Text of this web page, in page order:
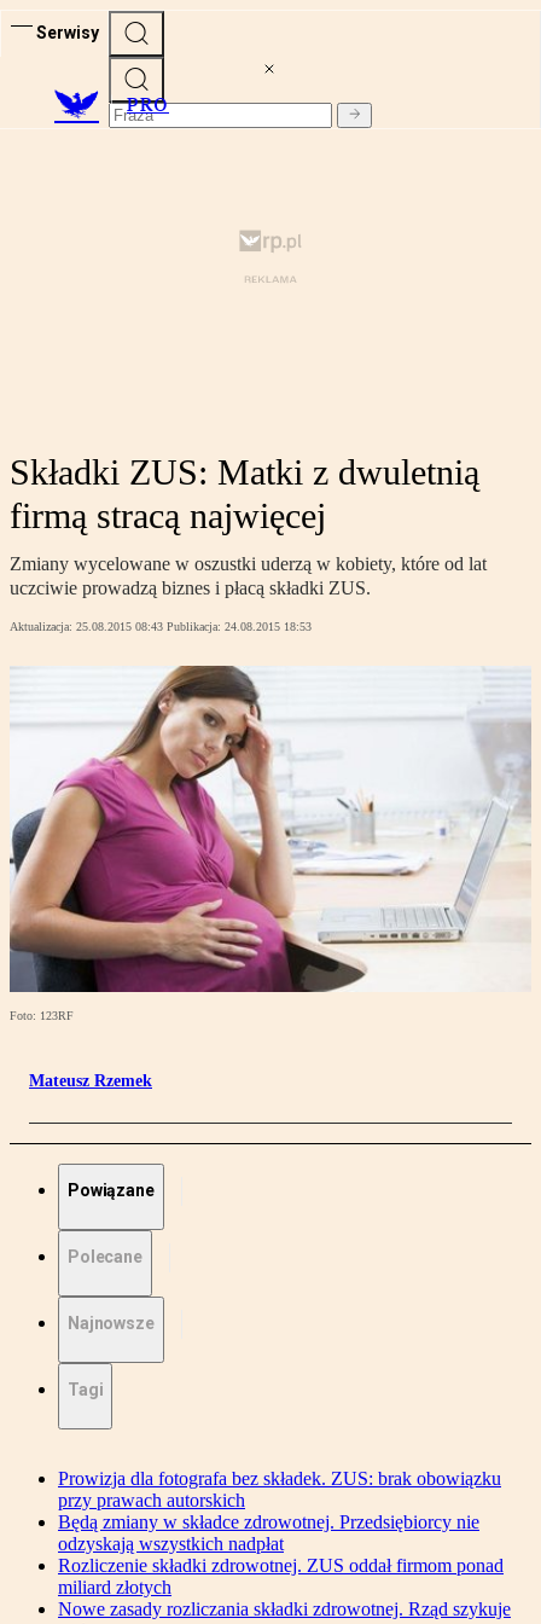
Serwisy
PRO
Składki ZUS: Matki z dwuletnią
firmą stracą najwięcej
Zmiany wycelowane w oszustki uderzą w kobiety, które od lat
uczciwie prowadzą biznes i płacą składki ZUS.
Aktualizacja: 25.08.2015 08:43 Publikacja: 24.08.2015 18:53
Foto: 123RF
Mateusz Rzemek
Powiązane
Polecane
Najnowsze
Tagi
Prowizja dla fotografa bez składek. ZUS: brak obowiązku
przy prawach autorskich
Będą zmiany w składce zdrowotnej. Przedsiębiorcy nie
odzyskają wszystkich nadpłat
Rozliczenie składki zdrowotnej. ZUS oddał firmom ponad
miliard złotych
Nowe zasady rozliczania składki zdrowotnej. Rząd szykuje